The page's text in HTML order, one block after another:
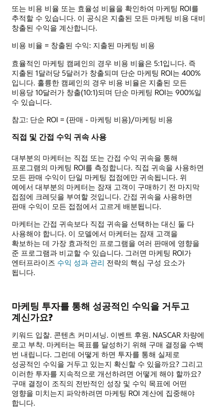
또는 비용 비율 또는 효율성 비율을 확인하여 마케팅 ROI를
추적할 수 있습니다. 이 공식은 지출된 모든 마케팅 비용 대비
창출된 수익을 계산합니다.
비용 비율 = 창출된 수익: 지출된 마케팅 비용
효율적인 마케팅 캠페인의 경우 비용 비율은 5:1입니다. 즉
지출된 1달러당 5달러가 창출되며 단순 마케팅 ROI는 400%
입니다. 훌륭한 캠페인의 경우 비용 비율은 지출된 모든
비용당 10달러가 창출(10:1)되며 단순 마케팅 ROI는 900%일
수 있습니다.
참고: 단순 ROI = (판매 - 마케팅 비용)/마케팅 비용
직접 및 간접 수익 귀속 사용
대부분의 마케터는 직접 또는 간접 수익 귀속을 통해
프로그램의 마케팅 ROI를 측정합니다. 직접 귀속을 사용하면
모든 판매 수익이 단일 마케팅 접점에만 귀속됩니다. 위
예에서 대부분의 마케터는 잠재 고객이 구매하기 전 마지막
접점에 크레딧을 부여할 것입니다. 간접 귀속을 사용하면
판매 수익이 모든 접점에서 고르게 배분됩니다.
마케터는 간접 귀속보다 직접 귀속을 선택하는 대신 둘 다
사용해야 합니다. 이 모델에서 마케터는 잠재 고객을
확보하는 데 가장 효과적인 프로그램을 여러 판매에 영향을
준 프로그램과 비교할 수 있습니다. 그러면 마케팅 ROI가
엔터프라이즈 수익 성과 관리 전략의 핵심 구성 요소가
됩니다.
마케팅 투자를 통해 성공적인 수익을 거두고
계신가요?
키워드 입찰. 콘텐츠 커미셔닝. 이벤트 후원. NASCAR 차량에
로고 부착. 마케터는 목표를 달성하기 위해 구매 결정을 수백
번 내립니다. 그런데 어떻게 하면 투자를 통해 실제로
성공적인 수익을 거두고 있는지 확신할 수 있을까요? 그리고
이러한 투자를 지속적으로 개선하려면 어떻게 해야 할까요?
구매 결정이 조직의 전반적인 성장 및 수익 목표에 어떤
영향을 미치는지 파악하려면 마케팅 ROI 계산에 집중해야
합니다.